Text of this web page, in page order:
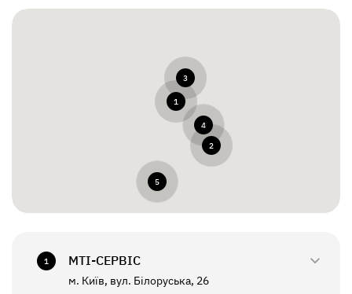
1
2
3
4
5
1 МТI-СЕРВІС
м. Київ, вул. Білоруська, 26